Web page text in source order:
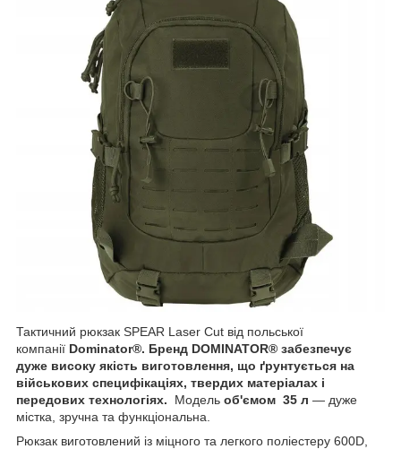
Тактичний рюкзак SPEAR Laser Cut від польської
компанії Dominator®. Бренд DOMINATOR® забезпечує
дуже високу якість виготовлення, що ґрунтується на
військових специфікаціях, твердих матеріалах і
передових технологіях.
Модель об'ємом 35 л — дуже
містка, зручна та функціональна.
Рюкзак виготовлений із міцного та легкого поліестеру 600D,